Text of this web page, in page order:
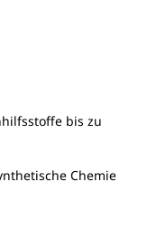
bis zu
Chemie